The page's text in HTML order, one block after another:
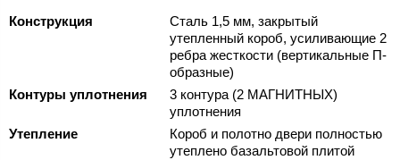
Конструкция
Сталь 1,5 мм, закрытый
утепленный короб, усиливающие 2
ребра жесткости (вертикальные П-
образные)
Контуры уплотнения
3 контура (2 МАГНИТНЫХ)
уплотнения
Утепление
Короб и полотно двери полностью
утеплено базальтовой плитой